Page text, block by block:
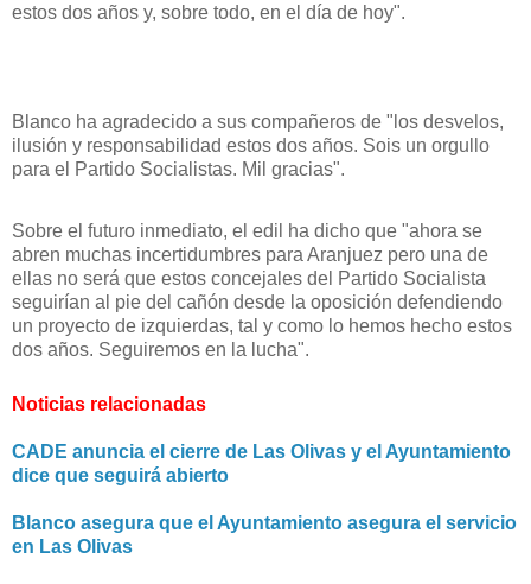
estos dos años y, sobre todo, en el día de hoy".
Blanco ha agradecido a sus compañeros de "los desvelos,
ilusión y responsabilidad estos dos años. Sois un orgullo
para el Partido Socialistas. Mil gracias".
Sobre el futuro inmediato, el edil ha dicho que "ahora se
abren muchas incertidumbres para Aranjuez pero una de
ellas no será que estos concejales del Partido Socialista
seguirían al pie del cañón desde la oposición defendiendo
un proyecto de izquierdas, tal y como lo hemos hecho estos
dos años. Seguiremos en la lucha".
Noticias relacionadas
CADE anuncia el cierre de Las Olivas y el Ayuntamiento
dice que seguirá abierto
Blanco asegura que el Ayuntamiento asegura el servicio
en Las Olivas